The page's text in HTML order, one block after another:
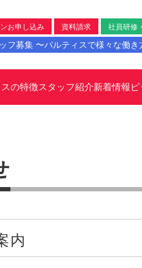
お申し込み 資料請求 社員研修
フ募集 〜パルティスで様々な働き
の特徴スタッフ紹介新着情報
内